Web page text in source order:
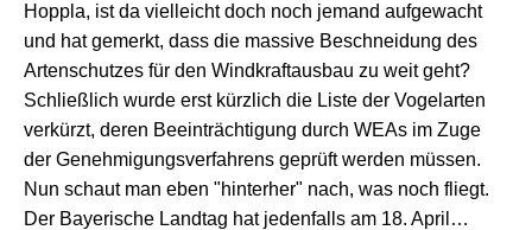
Hoppla, ist da vielleicht doch noch jemand aufgewacht
und hat gemerkt, dass die massive Beschneidung des
Artenschutzes für den Windkraftausbau zu weit geht?
Schließlich wurde erst kürzlich die Liste der Vogelarten
verkürzt, deren Beeinträchtigung durch WEAs im Zuge
der Genehmigungsverfahrens geprüft werden müssen.
Nun schaut man eben "hinterher" nach, was noch fliegt.
Der Bayerische Landtag hat jedenfalls am 18. April…